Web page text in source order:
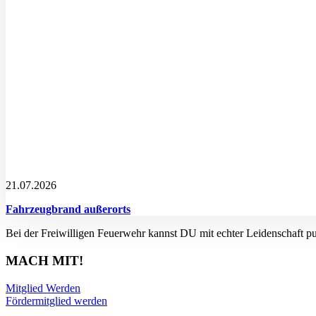
21.07.2026
Fahrzeugbrand außerorts
Bei der Freiwilligen Feuerwehr kannst DU mit echter Leidenschaft
MACH MIT!
Mitglied Werden
Fördermitglied werden